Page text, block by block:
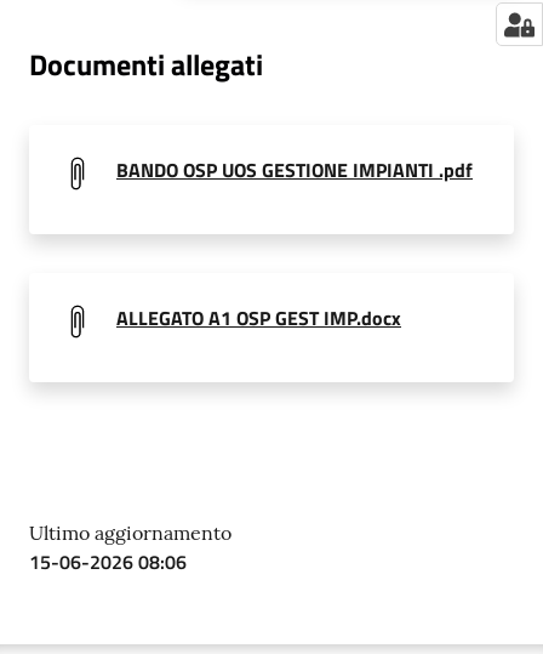
r
Fornitori
Seguici
su
Documenti allegati
BANDO OSP UOS GESTIONE IMPIANTI .pdf
ALLEGATO A1 OSP GEST IMP.docx
Ultimo aggiornamento
15-06-2026 08:06